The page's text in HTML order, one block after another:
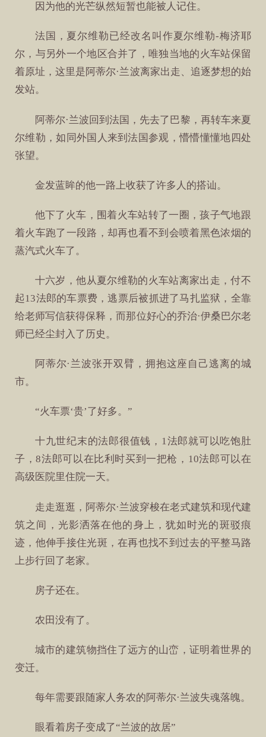
因为他的光芒纵然短暂也能被人记住。
法国，夏尔维勒已经改名叫作夏尔维勒-梅济耶
尔，与另外一个地区合并了，唯独当地的火车站保留
着原址，这里是阿蒂尔·兰波离家出走、追逐梦想的始
发站。
阿蒂尔·兰波回到法国，先去了巴黎，再转车来夏
尔维勒，如同外国人来到法国参观，懵懵懂懂地四处
张望。
金发蓝眸的他一路上收获了许多人的搭讪。
他下了火车，围着火车站转了一圈，孩子气地跟
着火车跑了一段路，却再也看不到会喷着黑色浓烟的
蒸汽式火车了。
十六岁，他从夏尔维勒的火车站离家出走，付不
起13法郎的车票费，逃票后被抓进了马扎监狱，全靠
给老师写信获得保释，而那位好心的乔治·伊桑巴尔老
师已经尘封入了历史。
阿蒂尔·兰波张开双臂，拥抱这座自己逃离的城
市。
“火车票‘贵’了好多。”
十九世纪末的法郎很值钱，1法郎就可以吃饱肚
子，8法郎可以在比利时买到一把枪，10法郎可以在
高级医院里住院一天。
走走逛逛，阿蒂尔·兰波穿梭在老式建筑和现代建
筑之间，光影洒落在他的身上，犹如时光的斑驳痕
迹，他伸手接住光斑，在再也找不到过去的平整马路
上步行回了老家。
房子还在。
农田没有了。
城市的建筑物挡住了远方的山峦，证明着世界的
变迁。
每年需要跟随家人务农的阿蒂尔·兰波失魂落魄。
眼看着房子变成了“兰波的故居”